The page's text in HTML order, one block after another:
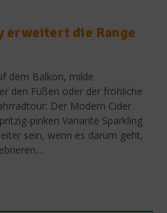
erweitert die Range
dem Balkon, milde
den Füßen oder der fröhliche
Der Modern Cider
pinken Variante Sparkling
sein, wenn es darum geht,